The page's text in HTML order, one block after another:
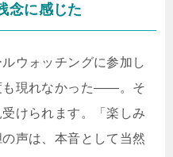
念に感じた
ウォッチングに参加し
も現れなかった――。そ
けられます。「楽しみ
声は、本音として当然